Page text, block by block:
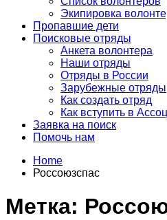
Экипировка
Пропавшие дети
Поисковые отряды
Анкета волонтера
Наши отряды
Отряды в России
Зарубежные отряды
Как создать отряд
Как вступить в
Заявка на поиск
Помочь нам
Home
Россоюзспас
Метка: